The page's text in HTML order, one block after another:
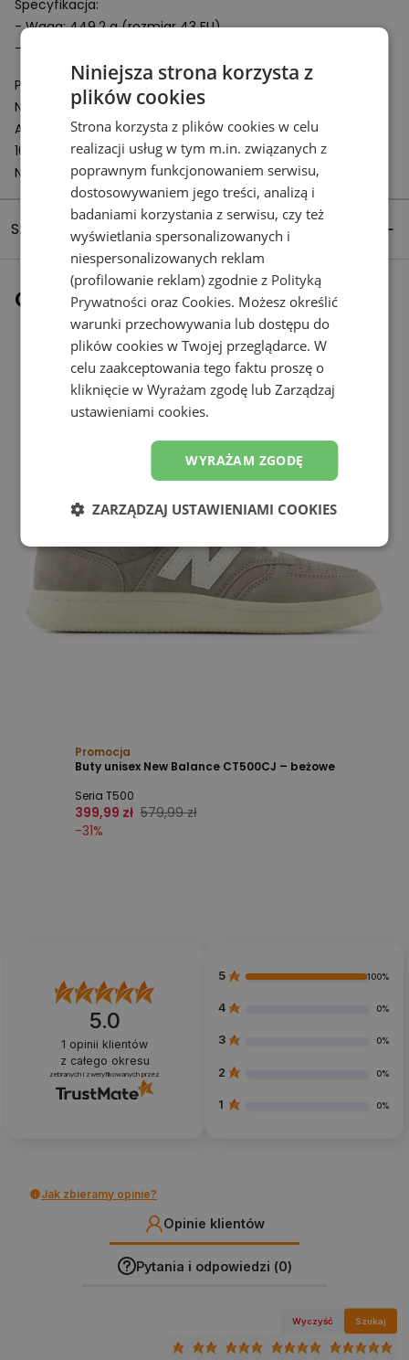
Specyfikacja:
- Waga: 449.2 g (rozmiar 43 EU)
- Tkana metka z logotypem NB umieszczona na języku
Podmiot odpowiedzialny:
New Balance Europe BV
A-Factorij, Pilotenstraat 35 – 45
1059 CH Amsterdam
Netherlands
Szczegóły produktu
Ostatnio oglądane
Promocja
Buty unisex New Balance CT500CJ – beżowe
Seria T500
399,99 zł 579,99 zł
-31%
5.0
1 opinii klientów
z całego okresu
zebranych i zweryfikowanych przez
5 100%
4 0%
3 0%
2 0%
1 0%
Jak zbieramy opinie?
Opinie klientów
Pytania i odpowiedzi (0)
Wyczyść Szukaj
Niniejsza strona korzysta z
plików cookies
Strona korzysta z plików cookies w celu
realizacji usług w tym m.in. związanych z
poprawnym funkcjonowaniem serwisu,
dostosowywaniem jego treści, analizą i
badaniami korzystania z serwisu, czy też
wyświetlania spersonalizowanych i
niespersonalizowanych reklam
(profilowanie reklam) zgodnie z Polityką
Prywatności oraz Cookies. Możesz określić
warunki przechowywania lub dostępu do
plików cookies w Twojej przeglądarce. W
celu zaakceptowania tego faktu proszę o
kliknięcie w Wyrażam zgodę lub Zarządzaj
ustawieniami cookies.
WYRAŻAM ZGODĘ
ZARZĄDZAJ USTAWIENIAMI COOKIES